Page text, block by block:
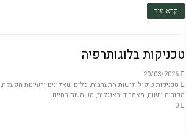
קרא עוד
טכניקות בלוגותרפיה
20/03/2026
טכניקות טיפול וגישות התערבות, כלים שאלונים ורעיונות הפעלה,
מקורות וישום, מאמרים באנגלית, משמעות בחיים
0